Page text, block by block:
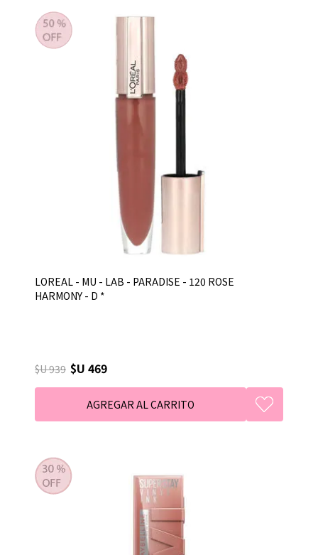
LOREAL - MU - LAB - PARADISE - 120 ROSE
HARMONY - D *
$U 939 $U 469